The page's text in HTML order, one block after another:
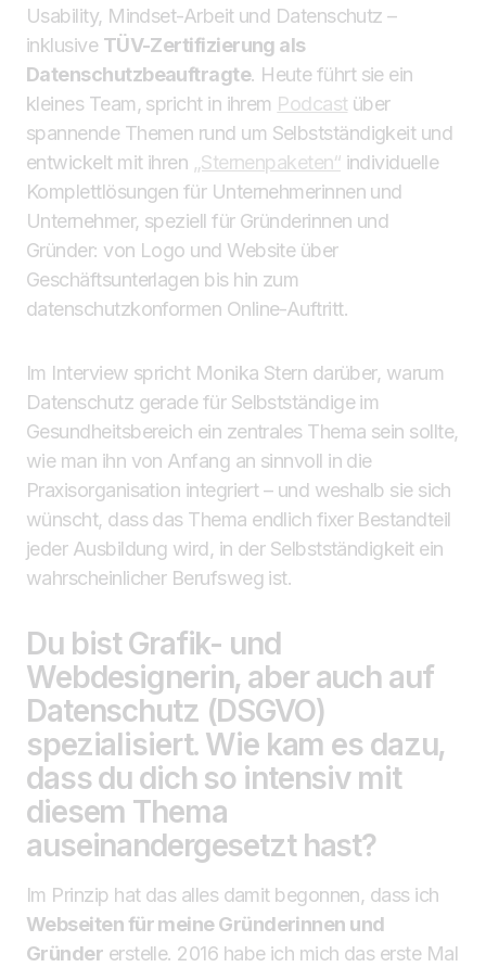
Usability, Mindset-Arbeit und Datenschutz –
inklusive TÜV-Zertifizierung als
Datenschutzbeauftragte. Heute führt sie ein
kleines Team, spricht in ihrem Podcast über
spannende Themen rund um Selbstständigkeit und
entwickelt mit ihren „Sternenpaketen“ individuelle
Komplettlösungen für Unternehmerinnen und
Unternehmer, speziell für Gründerinnen und
Gründer: von Logo und Website über
Geschäftsunterlagen bis hin zum
datenschutzkonformen Online-Auftritt.
Im Interview spricht Monika Stern darüber, warum
Datenschutz gerade für Selbstständige im
Gesundheitsbereich ein zentrales Thema sein sollte,
wie man ihn von Anfang an sinnvoll in die
Praxisorganisation integriert – und weshalb sie sich
wünscht, dass das Thema endlich fixer Bestandteil
jeder Ausbildung wird, in der Selbstständigkeit ein
wahrscheinlicher Berufsweg ist.
Du bist Grafik- und
Webdesignerin, aber auch auf
Datenschutz (DSGVO)
spezialisiert. Wie kam es dazu,
dass du dich so intensiv mit
diesem Thema
auseinandergesetzt hast?
Im Prinzip hat das alles damit begonnen, dass ich
Webseiten für meine Gründerinnen und
Gründer erstelle. 2016 habe ich mich das erste Mal